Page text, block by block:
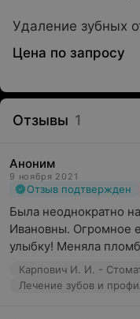
Удаление зубных
Цена по запросу
Отзывы 1
Аноним
9 ноября 2021
Отзыв подтвержден
Была неоднократно
Ивановны. Огромное
улыбку! Меняла
Карпович И. И. -
Лечение зубов и